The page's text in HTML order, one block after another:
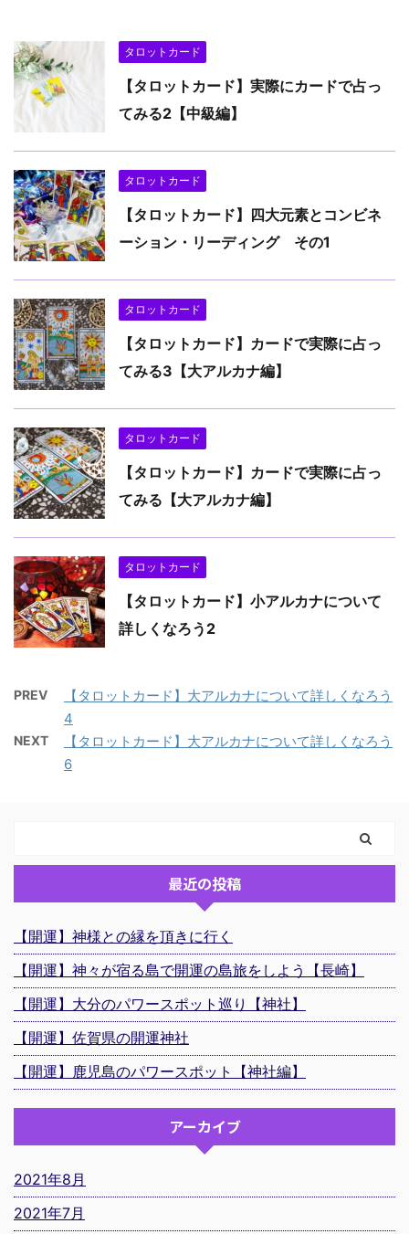
タロットカード
【タロットカード】実際にカードで占っ
てみる2【中級編】
タロットカード
【タロットカード】四大元素とコンビネ
ーション・リーディング その1
タロットカード
【タロットカード】カードで実際に占っ
てみる3【大アルカナ編】
タロットカード
【タロットカード】カードで実際に占っ
てみる【大アルカナ編】
タロットカード
【タロットカード】小アルカナについて
詳しくなろう2
PREV
【タロットカード】大アルカナについて詳しくなろう
4
NEXT
【タロットカード】大アルカナについて詳しくなろう
6
最近の投稿
【開運】神様との縁を頂きに行く
【開運】神々が宿る島で開運の島旅をしよう【長崎】
【開運】大分のパワースポット巡り【神社】
【開運】佐賀県の開運神社
【開運】鹿児島のパワースポット【神社編】
アーカイブ
2021年8月
2021年7月